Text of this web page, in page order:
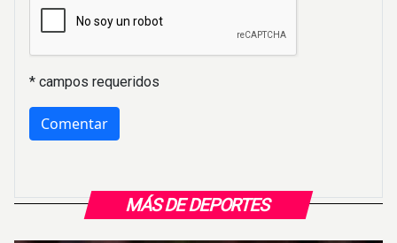
MÁS DE DEPORTES
* campos requeridos